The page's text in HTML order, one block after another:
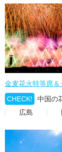
金麦花火特等席
CHECK!
中国の
広島